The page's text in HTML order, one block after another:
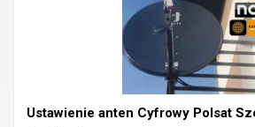
Ustawienie anten Cyfrowy Polsat